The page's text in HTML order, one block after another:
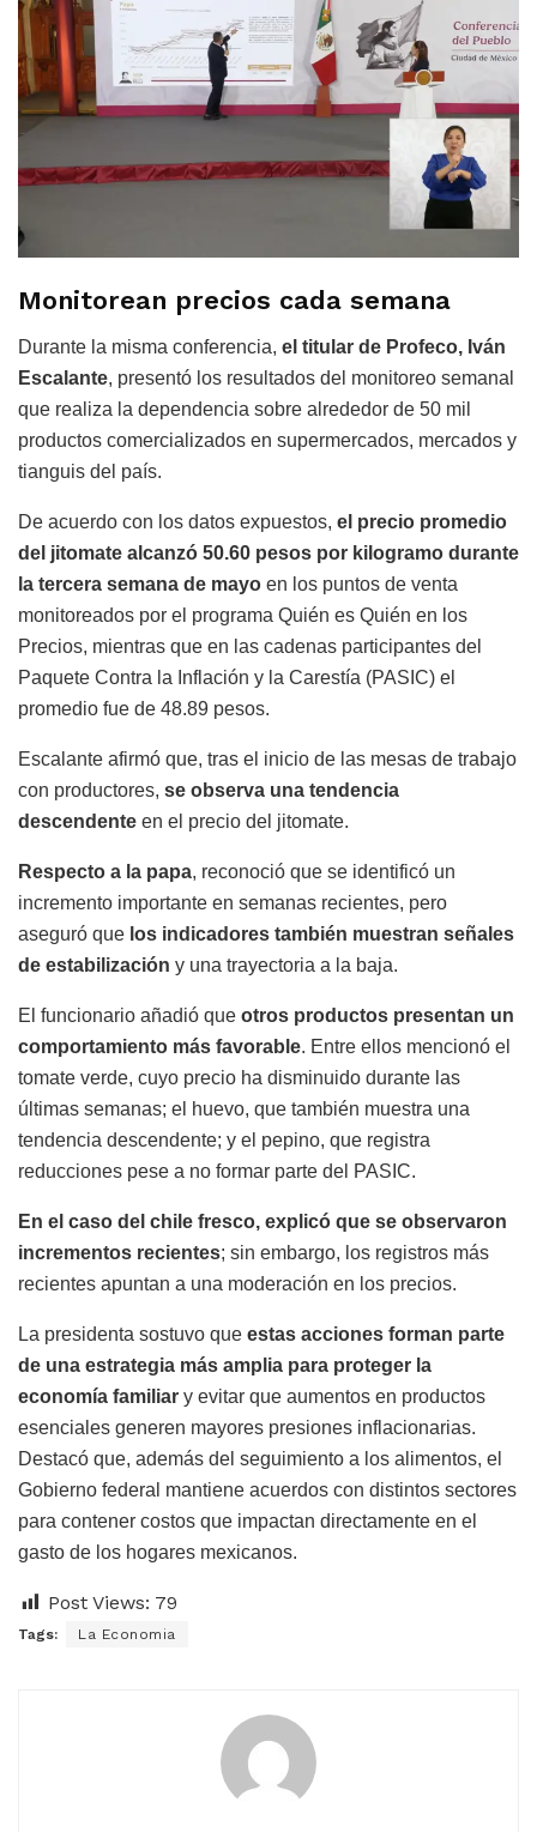
Monitorean precios cada semana
Durante la misma conferencia, el titular de Profeco, Iván
Escalante, presentó los resultados del monitoreo semanal
que realiza la dependencia sobre alrededor de 50 mil
productos comercializados en supermercados, mercados y
tianguis del país.
De acuerdo con los datos expuestos, el precio promedio
del jitomate alcanzó 50.60 pesos por kilogramo durante
la tercera semana de mayo en los puntos de venta
monitoreados por el programa Quién es Quién en los
Precios, mientras que en las cadenas participantes del
Paquete Contra la Inflación y la Carestía (PASIC) el
promedio fue de 48.89 pesos.
Escalante afirmó que, tras el inicio de las mesas de trabajo
con productores, se observa una tendencia
descendente en el precio del jitomate.
Respecto a la papa, reconoció que se identificó un
incremento importante en semanas recientes, pero
aseguró que los indicadores también muestran señales
de estabilización y una trayectoria a la baja.
El funcionario añadió que otros productos presentan un
comportamiento más favorable. Entre ellos mencionó el
tomate verde, cuyo precio ha disminuido durante las
últimas semanas; el huevo, que también muestra una
tendencia descendente; y el pepino, que registra
reducciones pese a no formar parte del PASIC.
En el caso del chile fresco, explicó que se observaron
incrementos recientes; sin embargo, los registros más
recientes apuntan a una moderación en los precios.
La presidenta sostuvo que estas acciones forman parte
de una estrategia más amplia para proteger la
economía familiar y evitar que aumentos en productos
esenciales generen mayores presiones inflacionarias.
Destacó que, además del seguimiento a los alimentos, el
Gobierno federal mantiene acuerdos con distintos sectores
para contener costos que impactan directamente en el
gasto de los hogares mexicanos.
Post Views: 79
Tags: La Economia